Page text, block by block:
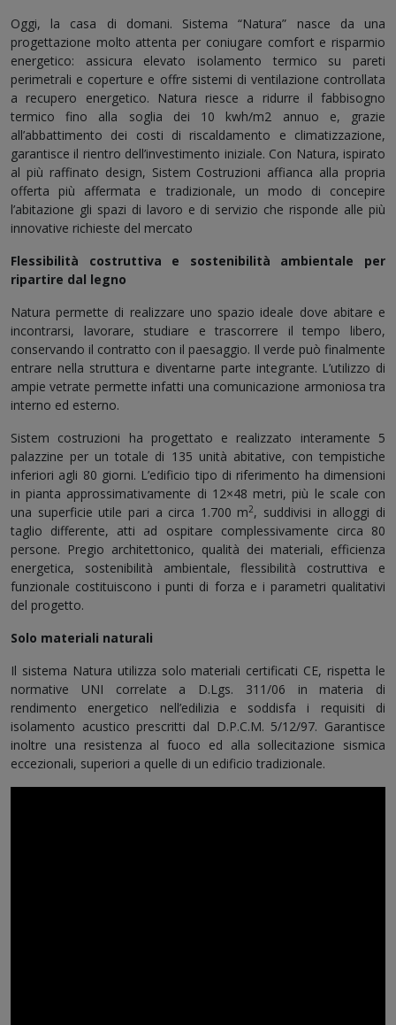
Oggi, la casa di domani. Sistema “Natura” nasce da una
progettazione molto attenta per coniugare comfort e risparmio
energetico: assicura elevato isolamento termico su pareti
perimetrali e coperture e offre sistemi di ventilazione controllata
a recupero energetico. Natura riesce a ridurre il fabbisogno
termico fino alla soglia dei 10 kwh/m2 annuo e, grazie
all’abbattimento dei costi di riscaldamento e climatizzazione,
garantisce il rientro dell’investimento iniziale. Con Natura, ispirato
al più raffinato design, Sistem Costruzioni affianca alla propria
offerta più affermata e tradizionale, un modo di concepire
l’abitazione gli spazi di lavoro e di servizio che risponde alle più
innovative richieste del mercato
Flessibilità costruttiva e sostenibilità ambientale per
ripartire dal legno
Natura permette di realizzare uno spazio ideale dove abitare e
incontrarsi, lavorare, studiare e trascorrere il tempo libero,
conservando il contratto con il paesaggio. Il verde può finalmente
entrare nella struttura e diventarne parte integrante. L’utilizzo di
ampie vetrate permette infatti una comunicazione armoniosa tra
interno ed esterno.
Sistem costruzioni ha progettato e realizzato interamente 5
palazzine per un totale di 135 unità abitative, con tempistiche
inferiori agli 80 giorni. L’edificio tipo di riferimento ha dimensioni
in pianta approssimativamente di 12×48 metri, più le scale con
una superficie utile pari a circa 1.700 m2, suddivisi in alloggi di
taglio differente, atti ad ospitare complessivamente circa 80
persone. Pregio architettonico, qualità dei materiali, efficienza
energetica, sostenibilità ambientale, flessibilità costruttiva e
funzionale costituiscono i punti di forza e i parametri qualitativi
del progetto.
Solo materiali naturali
Il sistema Natura utilizza solo materiali certificati CE, rispetta le
normative UNI correlate a D.Lgs. 311/06 in materia di
rendimento energetico nell’edilizia e soddisfa i requisiti di
isolamento acustico prescritti dal D.P.C.M. 5/12/97. Garantisce
inoltre una resistenza al fuoco ed alla sollecitazione sismica
eccezionali, superiori a quelle di un edificio tradizionale.